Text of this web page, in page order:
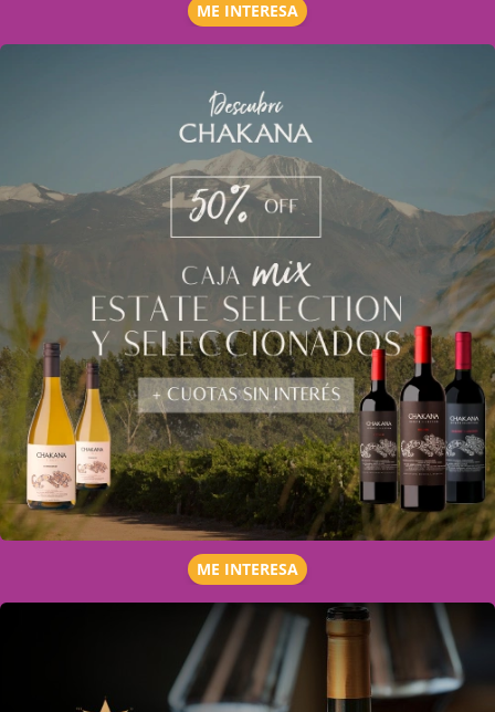
ME INTERESA
ME INTERESA